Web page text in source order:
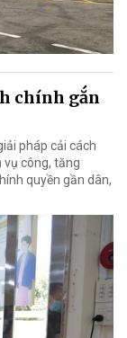
chính gắn
pháp cải cách
vụ công, tăng
quyền gần dân,